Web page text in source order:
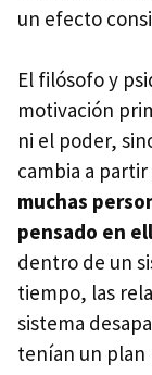
un efecto
El filósofo y
motivación
ni el poder,
cambia a
muchas
pensado en
dentro de un
tiempo, las
sistema
tenían un plan